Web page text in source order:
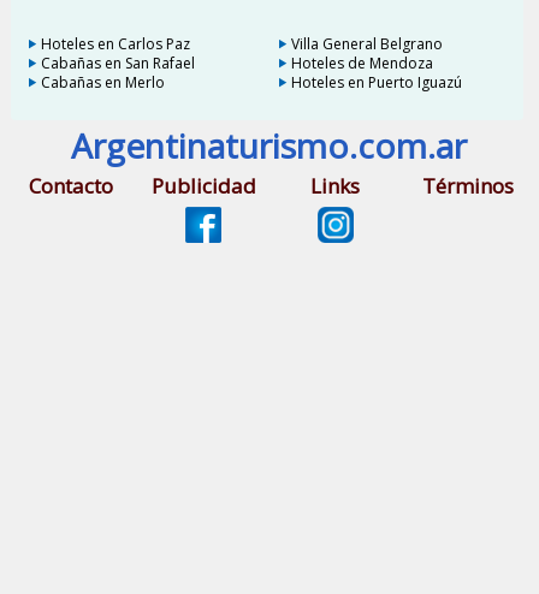
Hoteles en Carlos Paz
Villa General Belgrano
Cabañas en San Rafael
Hoteles de Mendoza
Cabañas en Merlo
Hoteles en Puerto Iguazú
Argentinaturismo.com.ar
Contacto Publicidad Links Términos